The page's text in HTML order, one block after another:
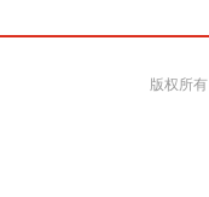
版权所有